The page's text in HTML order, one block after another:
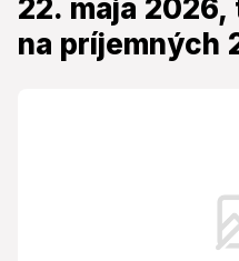
22. mája
na príjemných
príjemných 23